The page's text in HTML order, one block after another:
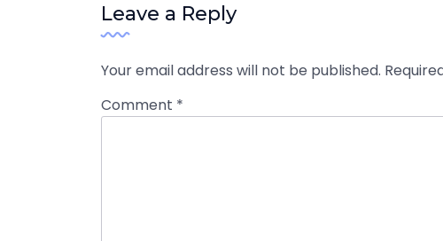
Leave a Reply
Your email address will not be published.
Comment *